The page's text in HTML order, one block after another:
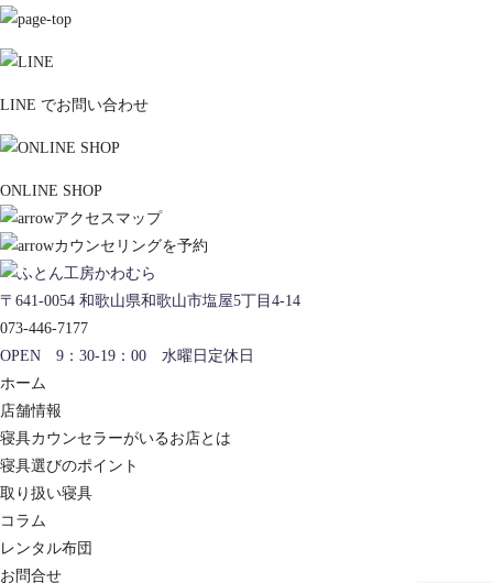
LINE でお問い合わせ
ONLINE SHOP
アクセスマップ
カウンセリングを予約
〒641-0054 和歌山県和歌山市塩屋5丁目4-14
073-446-7177
OPEN 9：30-19：00 水曜日定休日
ホーム
店舗情報
寝具カウンセラーがいるお店とは
寝具選びのポイント
取り扱い寝具
コラム
レンタル布団
お問合せ